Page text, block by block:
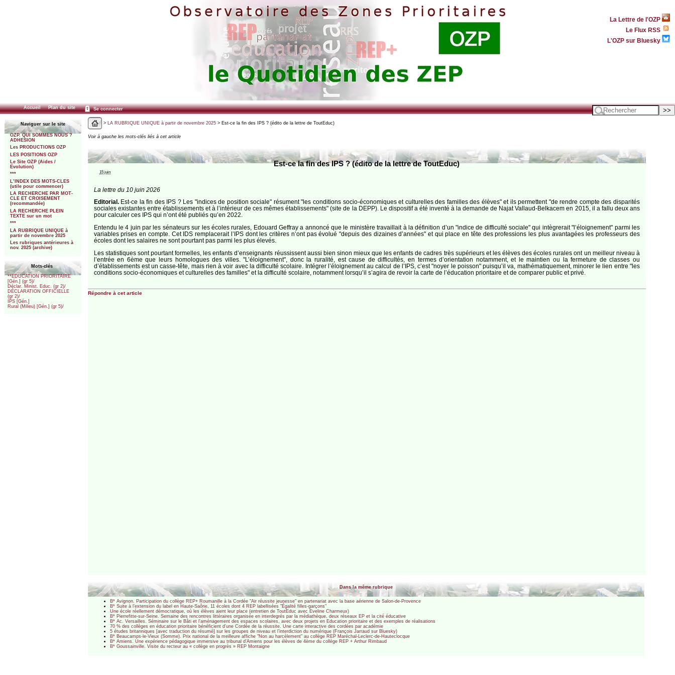
La Lettre de l'OZP
Le Flux RSS
L'OZP sur Bluesky
Accueil Plan du site Se connecter
Naviguer sur le site
OZP. QUI SOMMES NOUS ?
ADHESION
Les PRODUCTIONS OZP
LES POSITIONS OZP
Le Site OZP (Aides /
Evolution)
***
L’INDEX DES MOTS-CLES
(utile pour commencer)
LA RECHERCHE PAR MOT-
CLE ET CROISEMENT
(recommandée)
LA RECHERCHE PLEIN
TEXTE sur un mot
***
LA RUBRIQUE UNIQUE à
partir de novembre 2025
Les rubriques antérieures à
nov. 2025 (archive)
Mots-clés
**EDUCATION PRIORITAIRE
[Gén.] (gr 5)/
Déclar. Minist. Educ. (gr 2)/
DÉCLARATION OFFICIELLE
(gr 2)/
IPS [Gén.]
Rural (Milieu) [Gén.] (gr 5)/
> LA RUBRIQUE UNIQUE à partir de novembre 2025> Est-ce la fin des IPS ? (édito de la lettre de ToutEduc)
Voir à gauche les mots-clés liés à cet article
Est-ce la fin des IPS ? (édito de la lettre de ToutEduc)
15 juin
La lettre du 10 juin 2026
Editorial. Est-ce la fin des IPS ? Les "indices de position sociale" résument "les conditions socio-économiques et culturelles des familles des élèves" et ils permettent "de rendre compte des disparités
sociales existantes entre établissements et à l’intérieur de ces mêmes établissements" (site de la DEPP). Le dispositif a été inventé à la demande de Najat Vallaud-Belkacem en 2015, il a fallu deux ans
pour calculer ces IPS qui n’ont été publiés qu’en 2022.
Entendu le 4 juin par les sénateurs sur les écoles rurales, Edouard Geffray a annoncé que le ministère travaillait à la définition d’un "indice de difficulté sociale" qui intègrerait "l’éloignement" parmi les
variables prises en compte. Cet IDS remplacerait l’IPS dont les critères n’ont pas évolué "depuis des dizaines d’années" et qui place en tête des professions les plus avantagées les professeurs des
écoles dont les salaires ne sont pourtant pas parmi les plus élevés.
Les statistiques sont pourtant formelles, les enfants d’enseignants réussissent aussi bien sinon mieux que les enfants de cadres très supérieurs et les élèves des écoles rurales ont un meilleur niveau à
l’entrée en 6ème que leurs homologues des villes. "L’éloignement", donc la ruralité, est cause de difficultés, en termes d’orientation notamment, et le maintien ou la fermeture de classes ou
d’établissements est un casse-tête, mais rien à voir avec la difficulté scolaire. Intégrer l’éloignement au calcul de l’IPS, c’est "noyer le poisson" puisqu’il va, mathématiquement, minorer le lien entre "les
conditions socio-économiques et culturelles des familles" et la difficulté scolaire, notamment lorsqu’il s’agira de revoir la carte de l’éducation prioritaire et de comparer public et privé.
Répondre à cet article
Dans la même rubrique
B* Avignon. Participation du collège REP+ Roumanille à la Cordée "Air réussite jeunesse" en partenariat avec la base aérienne de Salon-de-Provence
B* Suite à l’extension du label en Haute-Saône, 11 écoles dont 4 REP labellisées "Égalité filles-garçons"
Une école réellement démocratique, où les élèves aient leur place (entretien de ToutEduc avec Eveline Charmeux)
B* Pierrefitte-sur-Seine. Semaine des rencontres littéraires organisée en interdegrés par la médiathèque, deux réseaux EP et la cité éducative
B* Ac. Versailles. Séminaire sur le Bâti et l’aménagement des espaces scolaires, avec deux projets en Education prioritaire et des exemples de réalisations
70 % des collèges en éducation prioritaire bénéficient d’une Cordée de la réussite. Une carte interactive des cordées par académie
5 études britanniques [avec traduction du résumé] sur les groupes de niveau et l’interdiction du numérique (François Jarraud sur Bluesky)
B* Beaucamps-le-Vieux (Somme). Prix national de la meilleure affiche "Non au harcèlement" au collège REP Maréchal-Leclerc-de-Hauteclocque
B* Amiens. Une expérience pédagogique immersive au tribunal d’Amiens pour les élèves de 4ème du collège REP + Arthur Rimbaud
B* Goussainville. Visite du recteur au « collège en progrès » REP Montaigne